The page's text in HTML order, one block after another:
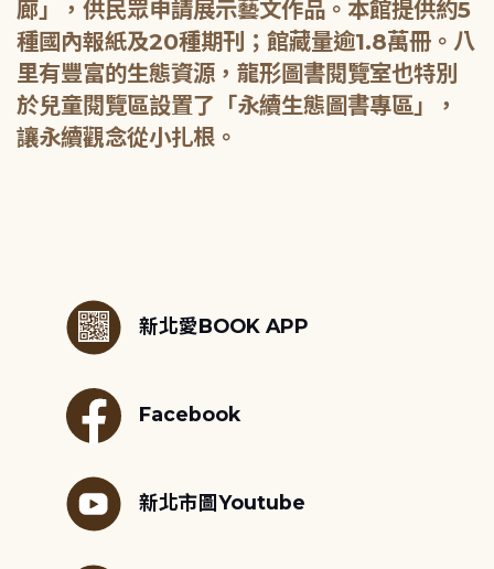
廊」，供民眾申請展示藝文作品。本館提供約5
種國內報紙及20種期刊；館藏量逾1.8萬冊。八
里有豐富的生態資源，龍形圖書閱覽室也特別
於兒童閱覽區設置了「永續生態圖書專區」，
新北愛BOOK APP
Facebook
新北市圖Youtube